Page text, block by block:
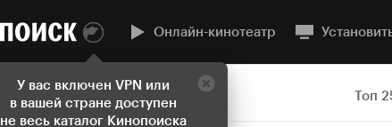
У вас включен VPN или
в вашей стране доступен
не весь каталог Кинопоиска
Онлайн-кинотеатр
Топ